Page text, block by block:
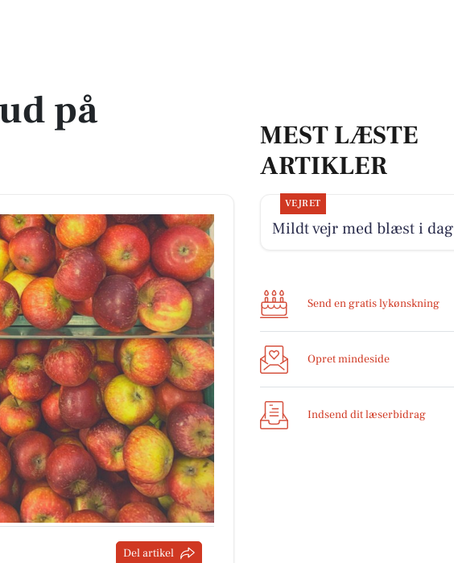
på
Del artikel
MEST LÆSTE
ARTIKLER
VEJRET
Mildt vejr med blæst i dag
Send en gratis lykønskning
Opret mindeside
Indsend dit læserbidrag